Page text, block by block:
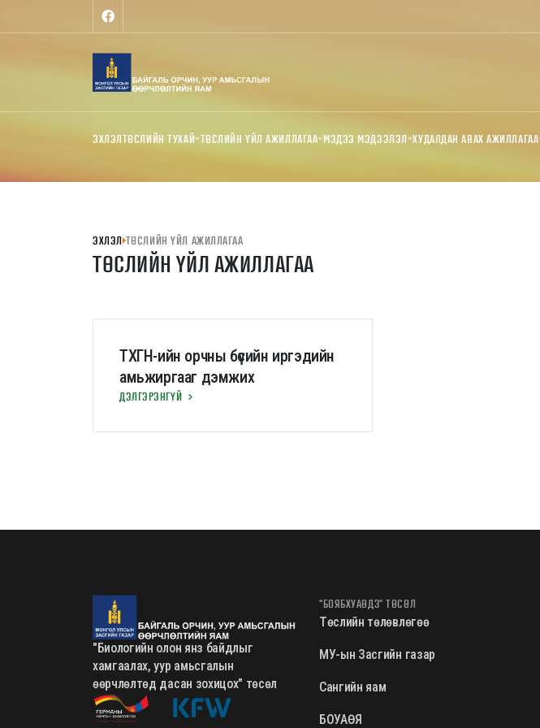
ЭХЛЭЛТӨСЛИЙН ТУХАЙ ТӨСЛИЙН ҮЙЛ АЖИЛЛАГАА МЭДЭЭ МЭДЭЭЛЭЛ ХУДАЛДАН АВАХ АЖИЛЛАГАА
ЭХЛЭЛ ТӨСЛИЙН ҮЙЛ АЖИЛЛАГАА
ТӨСЛИЙН ҮЙЛ АЖИЛЛАГАА
ТХГН-ийн орчны бүсийн иргэдийн
амьжиргааг дэмжих
ДЭЛГЭРЭНГҮЙ
"Биологийн олон янз байдлыг
хамгаалах, уур амьсгалын
өөрчлөлтөд дасан зохицох" төсөл
"БОЯБХУАӨДЗ" ТӨСӨЛ
Төслийн төлөвлөгөө
МУ-ын Засгийн газар
Сангийн яам
БОУАӨЯ